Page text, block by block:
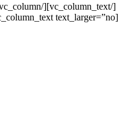
[vc_column_text text_larger=”no”]